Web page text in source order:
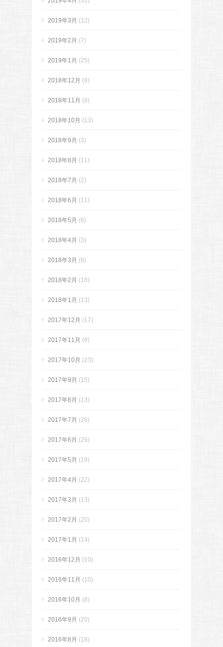
2019年3月 (12)
2019年2月 (7)
2019年1月 (25)
2018年12月 (8)
2018年11月 (8)
2018年10月 (13)
2018年9月 (3)
2018年8月 (11)
2018年7月 (2)
2018年6月 (11)
2018年5月 (6)
2018年4月 (3)
2018年3月 (6)
2018年2月 (16)
2018年1月 (13)
2017年12月 (17)
2017年11月 (8)
2017年10月 (23)
2017年9月 (15)
2017年8月 (13)
2017年7月 (26)
2017年6月 (29)
2017年5月 (19)
2017年4月 (22)
2017年3月 (13)
2017年2月 (20)
2017年1月 (14)
2016年12月 (10)
2016年11月 (10)
2016年10月 (8)
2016年9月 (20)
2016年8月 (18)